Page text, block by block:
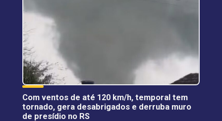
Com ventos de até 120 km/h, temporal tem
tornado, gera desabrigados e derruba muro
de presídio no RS